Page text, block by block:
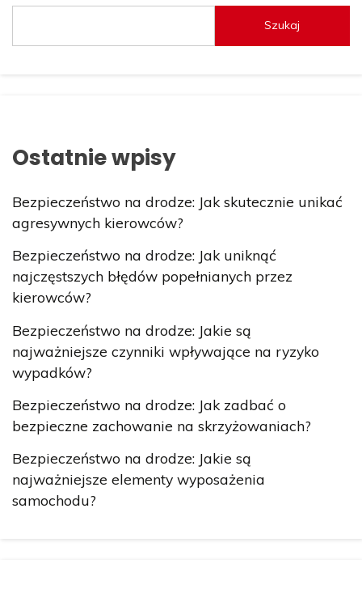
Szukaj
Ostatnie wpisy
Bezpieczeństwo na drodze: Jak skutecznie unikać
agresywnych kierowców?
Bezpieczeństwo na drodze: Jak uniknąć
najczęstszych błędów popełnianych przez
kierowców?
Bezpieczeństwo na drodze: Jakie są
najważniejsze czynniki wpływające na ryzyko
wypadków?
Bezpieczeństwo na drodze: Jak zadbać o
bezpieczne zachowanie na skrzyżowaniach?
Bezpieczeństwo na drodze: Jakie są
najważniejsze elementy wyposażenia
samochodu?